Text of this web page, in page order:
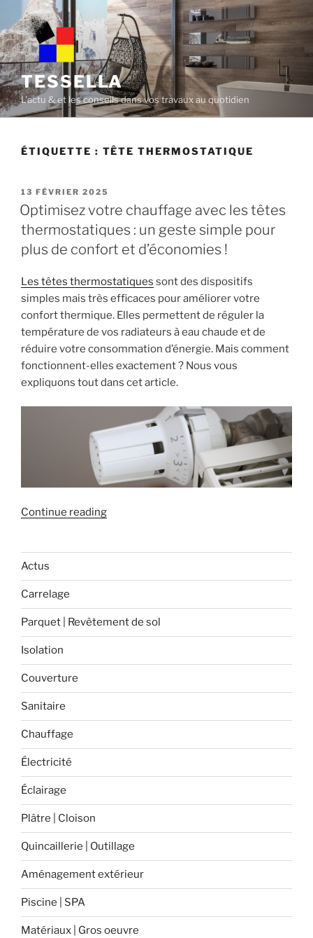
content
TESSELLA
L'actu & et les conseils dans vos travaux au quotidien
ÉTIQUETTE : TÊTE THERMOSTATIQUE
POSTED
ON
13 FÉVRIER 2025
Optimisez votre chauffage avec les têtes
thermostatiques : un geste simple pour
plus de confort et d’économies !
Les têtes thermostatiques sont des dispositifs
simples mais très efficaces pour améliorer votre
confort thermique. Elles permettent de réguler la
température de vos radiateurs à eau chaude et de
réduire votre consommation d’énergie. Mais comment
fonctionnent-elles exactement ? Nous vous
expliquons tout dans cet article.
Continue reading« Optimisez
les
thermostatiques
:
geste
pour
confort
d’économies
Actus
Carrelage
Parquet | Revêtement de sol
Isolation
Couverture
Sanitaire
Chauffage
Électricité
Éclairage
Plâtre | Cloison
Quincaillerie | Outillage
Aménagement extérieur
Piscine | SPA
Matériaux | Gros oeuvre